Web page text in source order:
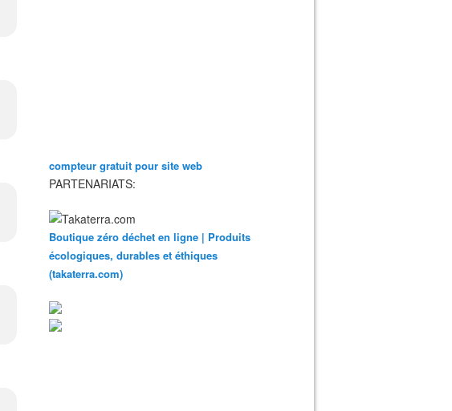
compteur gratuit pour site web
PARTENARIATS:
Boutique zéro déchet en ligne | Produits
écologiques, durables et éthiques
(takaterra.com)